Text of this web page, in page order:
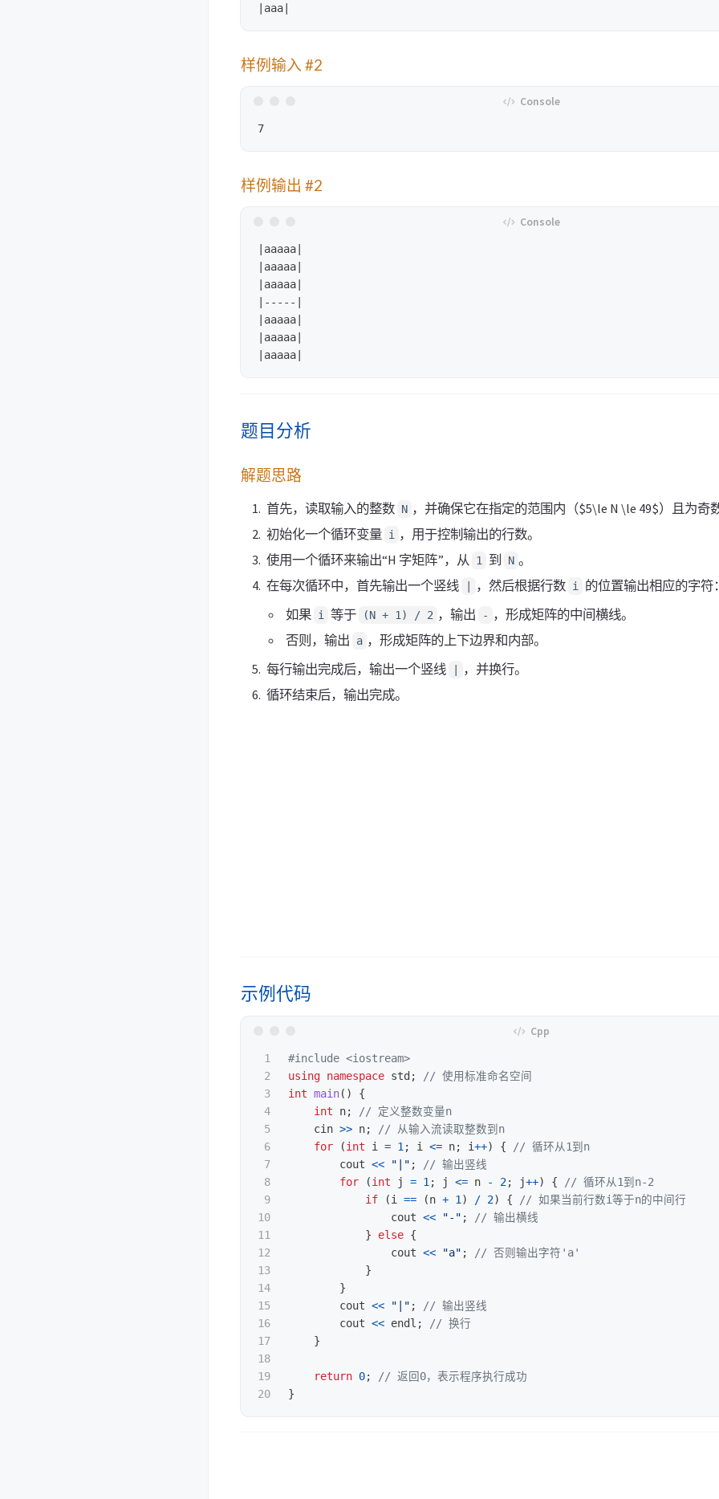
样例输入 #2
样例输出 #2
|aaaaa|
|aaaaa|
|aaaaa|
|-----|
|aaaaa|
|aaaaa|
题目分析
解题思路
首先，读取输入的整数 N ，并确保它在指定的范围内（$5\le N \le 49$）且为奇
初始化一个循环变量 i
，用于控制输出的行数。
使用一个循环来输出“H 字矩阵”，从
1 到 N 。
在每次循环中，首先输出一个竖线
| ，然后根据行数 i
的位置输出相应的字符
如果 i 等于 (N + 1) / 2 ，输出 -
，形成矩阵的中间横线。
否则，输出
a ，形成矩阵的上下边界和内部。
每行输出完成后，输出一个竖线
|
，并换行。
循环结束后，输出完成。
示例代码
1
2
3
4
5
6
7
8
9
10
11
12
13
14
15
16
17
18
19
#include <iostream>
using namespace std;
// 使用标准命名空间
int main()
{
int
n;
// 定义整数变量n
cin >> n;
// 从输入流读取整数到n
for
(int i = 1 ; i <= n; i++) {
// 循环从1到n
cout << "|" ;
// 输出竖线
for
(int j = 1 ; j <= n - 2; j++) {
// 循环从1到n-2
if
(i == (n + 1 ) / 2) {
// 如果当前行数i等于n的中间行
cout << "-" ;
// 输出横线
}
else {
cout << "a" ;
// 否则输出字符'a'
}
}
cout << "|" ;
// 输出竖线
cout << endl ;
// 换行
}
return 0;
// 返回0，表示程序执行成功
}